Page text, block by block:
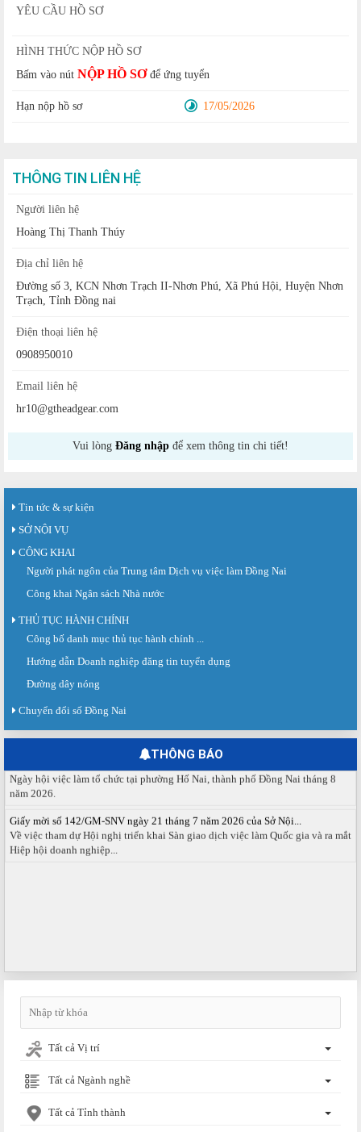
YÊU CẦU HỒ SƠ
HÌNH THỨC NỘP HỒ SƠ
Bấm vào nút NỘP HỒ SƠđể ứng tuyển
Hạn nộp hồ sơ 17/05/2026
THÔNG TIN LIÊN HỆ
Người liên hệ
Hoàng Thị Thanh Thúy
Địa chỉ liên hệ
Đường số 3, KCN Nhơn Trạch II-Nhơn Phú, Xã Phú Hội, Huyện Nhơn
Trạch, Tỉnh Đồng nai
Điện thoại liên hệ
0908950010
Email liên hệ
hr10@gtheadgear.com
Vui lòng Đăng nhập để xem thông tin chi tiết!
Tin tức & sự kiện
SỞ NỘI VỤ
CÔNG KHAI
Người phát ngôn của Trung tâm Dịch vụ việc làm Đồng Nai
Công khai Ngân sách Nhà nước
THỦ TỤC HÀNH CHÍNH
Công bố danh mục thủ tục hành chính ...
Hướng dẫn Doanh nghiệp đăng tin tuyển dụng
Đường dây nóng
Chuyển đổi số Đồng Nai
THÔNG BÁO
Sàn giao dịch việc làm lần thứ 08 năm 2026: Hơn 4.300 cơ hội...
Sáng ngày 03/8/2026, Trung tâm Dịch vụ việc làm Đồng Nai tổ chức Sàn giao
dịch việc làm lần thứ 08...
Báo cáo kết quả tổ chức Sàn giao dịch việc làm lần thứ 08/2026 ngày 03
tháng 08 năm 2026.
Ngày hội việc làm phường Hố Nai tháng 8 năm 2026
Ngày hội việc làm tổ chức tại phường Hố Nai, thành phố Đồng Nai tháng 8
năm 2026.
Về việc tham dự Hội nghị triển khai Sàn giao dịch việc làm Quốc gia và ra mắt
Hiệp hội doanh nghiệp...
Tất cả Vị trí
Tất cả Ngành nghề
Tất cả Tỉnh thành